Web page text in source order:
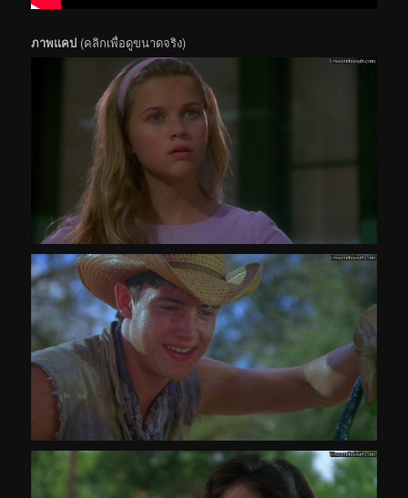
ภาพแคป (คลิกเพื่อดูขนาดจริง)